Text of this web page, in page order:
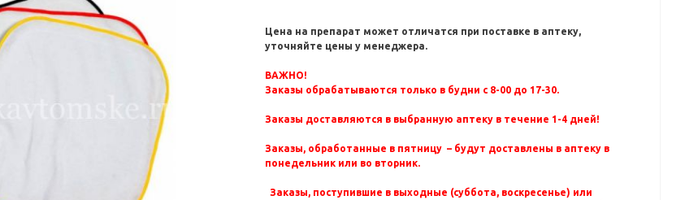
Цена на препарат может отличатся при поставке в аптеку,
уточняйте цены у менеджера.
ВАЖНО!
Заказы обрабатываются только в будни с 8-00 до 17-30.
Заказы доставляются в выбранную аптеку в течение 1-4 дней!
Заказы, обработанные в пятницу – будут доставлены в аптеку в
понедельник или во вторник.
Заказы, поступившие в выходные (суббота, воскресенье) или